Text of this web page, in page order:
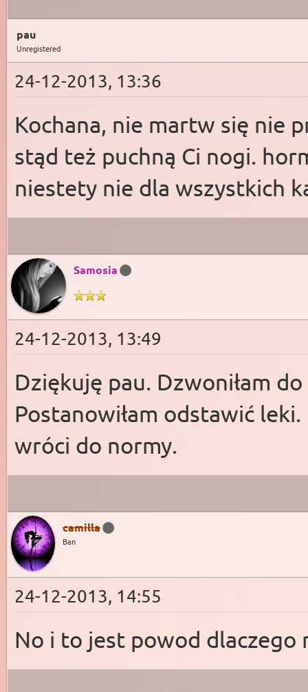
pau
Unregistered
24-12-2013, 13:36
Kochana, nie martw się nie
stąd też puchną Ci nogi.
niestety nie dla wszystkich
Samosia
24-12-2013, 13:49
Dziękuję pau. Dzwoniłam
Postanowiłam odstawić
wróci do normy.
camilla
Ban
24-12-2013, 14:55
No i to jest powod